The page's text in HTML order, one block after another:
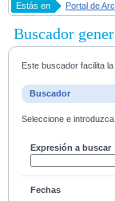
Estás en Portal de
Buscador
Este buscador facilita
Buscador
Seleccione e
Expresión a buscar
Fechas